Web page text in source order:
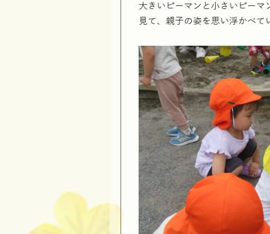
大きいピーマンと小さいピーマ
見て、親子の姿を思い浮かべて